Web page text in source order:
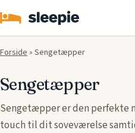
Forside» Sengetæpper
Sengetæpper
Sengetæpper er den perfekte
touch til dit soveværelse